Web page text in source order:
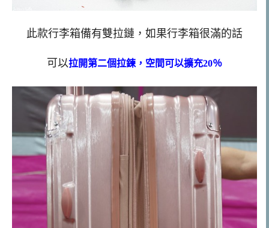
此款行李箱備有雙拉鏈，如果行李箱很滿的話
可以拉開第二個拉鍊，空間可以擴充20％